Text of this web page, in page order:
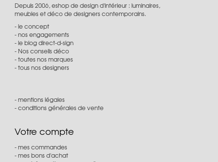
Depuis 2006, eshop de design d'intérieur : luminaires,
meubles et déco de designers contemporains.
le concept
nos engagements
le blog direct-d-sign
Nos conseils déco
toutes nos marques
tous nos designers
mentions légales
conditions générales de vente
Votre compte
mes commandes
mes bons d'achat